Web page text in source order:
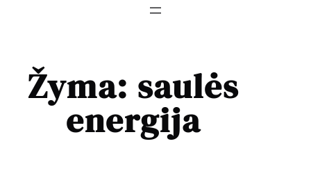
Žyma: saulės
energija